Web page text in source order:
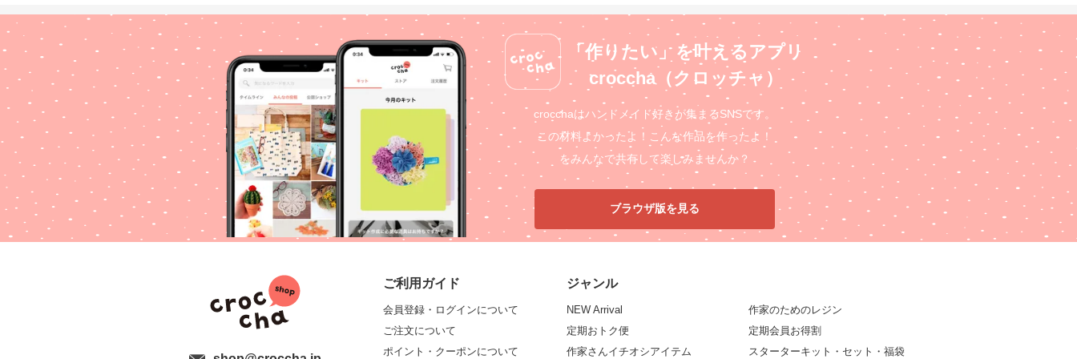
「作りたい」を叶えるアプリ
croccha（クロッチャ）
crocchaはハンドメイド好きが集まるSNSです。
この材料よかったよ！こんな作品を作ったよ！
をみんなで共有して楽しみませんか？
ブラウザ版を見る
ご利用ガイド
会員登録・ログインについて
ご注文について
ポイント・クーポンについて
ジャンル
NEW Arrival
作家のためのレジン
定期おトク便
定期会員お得割
作家さんイチオシアイテム
スターターキット・セット・福袋